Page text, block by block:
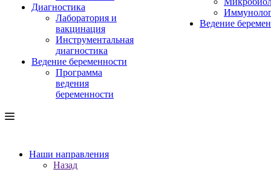
Диагностика
Лаборатория и
вакцинация
Инструментальная
диагностика
Ведение беременности
Программа
ведения
беременности
Ведение
Наши направления
Назад